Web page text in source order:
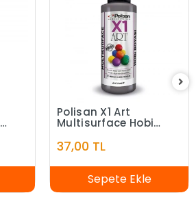
Polisan X1 Art
Multisurface Hobi
ml
37,00 TL
Sepete Ekle